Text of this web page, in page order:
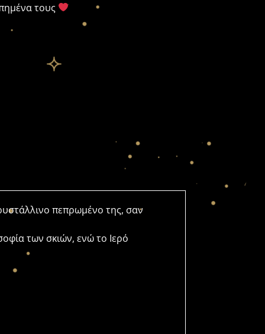
τους
πεπρωμένο της, σαν
των σκιών, ενώ το Ιερό